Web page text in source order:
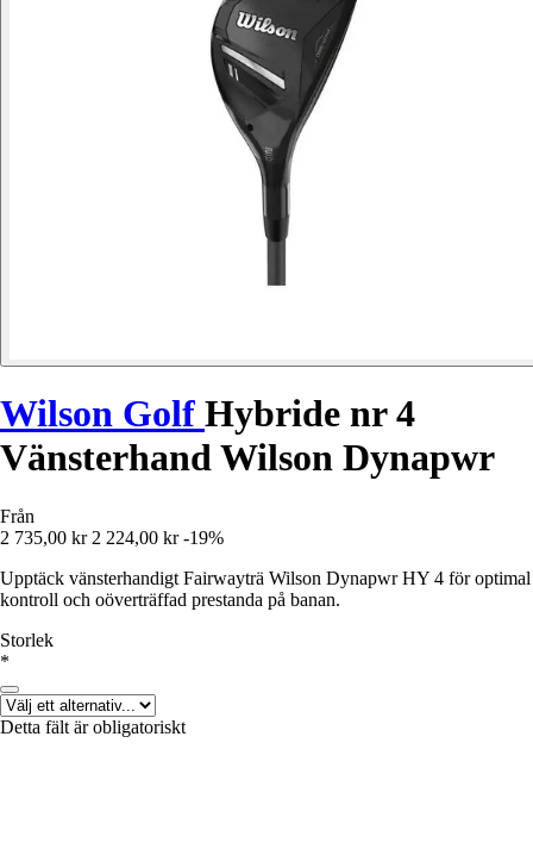
Wilson Golf Hybride nr 4
Vänsterhand Wilson Dynapwr
Från
2 735,00 kr 2 224,00 kr -19%
Upptäck vänsterhandigt Fairwayträ Wilson Dynapwr HY 4 för optimal
kontroll och oöverträffad prestanda på banan.
Storlek
*
Detta fält är obligatoriskt